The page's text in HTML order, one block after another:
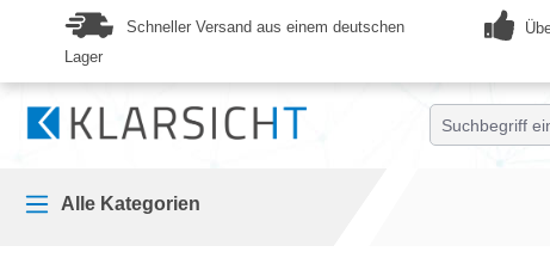
Zur Hauptnavigation springen
Schneller Versand aus einem deutschen
Lager
Alle Kategorien